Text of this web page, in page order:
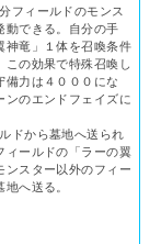
フィールドのモンス
動できる。自分の手
神竜」１体を召喚条件
この効果で特殊召喚し
備力は４０００にな
ンのエンドフェイズに
ドから墓地へ送られ
ィールドの「ラーの翼
ンスター以外のフィー
へ送る。